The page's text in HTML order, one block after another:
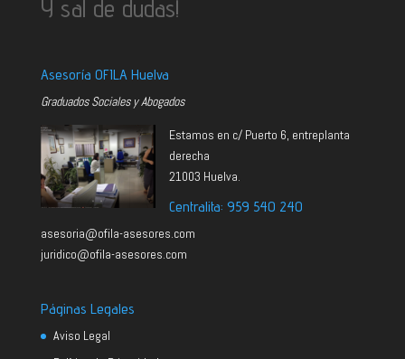
Y sal de dudas!
Asesoría OFILA Huelva
Graduados Sociales y Abogados
Estamos en c/ Puerto 6, entreplanta
derecha
21003 Huelva.
Centralita: 959 540 240
asesoria@ofila-asesores.com
juridico@ofila-asesores.com
Páginas Legales
Aviso Legal